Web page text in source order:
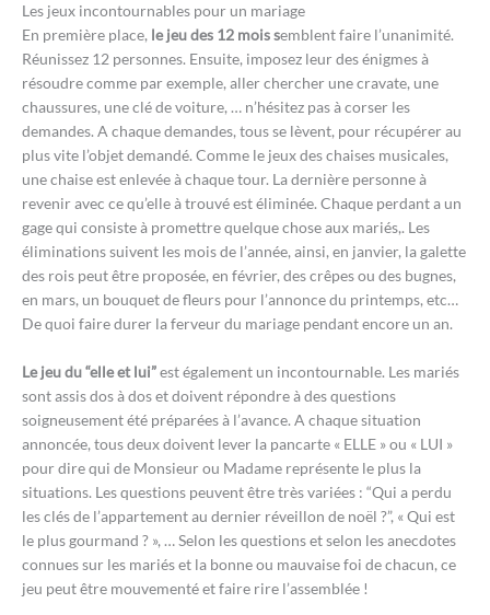
Les jeux incontournables pour un mariage
En première place, le jeu des 12 mois semblent faire l’unanimité.
Réunissez 12 personnes. Ensuite, imposez leur des énigmes à
résoudre comme par exemple, aller chercher une cravate, une
chaussures, une clé de voiture, … n’hésitez pas à corser les
demandes. A chaque demandes, tous se lèvent, pour récupérer au
plus vite l’objet demandé. Comme le jeux des chaises musicales,
une chaise est enlevée à chaque tour. La dernière personne à
revenir avec ce qu’elle à trouvé est éliminée. Chaque perdant a un
gage qui consiste à promettre quelque chose aux mariés,. Les
éliminations suivent les mois de l’année, ainsi, en janvier, la galette
des rois peut être proposée, en février, des crêpes ou des bugnes,
en mars, un bouquet de fleurs pour l’annonce du printemps, etc…
De quoi faire durer la ferveur du mariage pendant encore un an.
Le jeu du “elle et lui”est également un incontournable. Les mariés
sont assis dos à dos et doivent répondre à des questions
soigneusement été préparées à l’avance. A chaque situation
annoncée, tous deux doivent lever la pancarte « ELLE » ou « LUI »
pour dire qui de Monsieur ou Madame représente le plus la
situations. Les questions peuvent être très variées : “Qui a perdu
les clés de l’appartement au dernier réveillon de noël ?”, « Qui est
le plus gourmand ? », … Selon les questions et selon les anecdotes
connues sur les mariés et la bonne ou mauvaise foi de chacun, ce
jeu peut être mouvementé et faire rire l’assemblée !